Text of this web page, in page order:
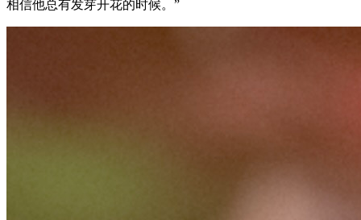
相信他总有发芽开花的时候。”